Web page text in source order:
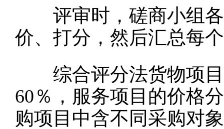
评审时，磋商小组各
价、打分，然后汇总每
综合评分法货物项目
60％，服务项目的价格
购项目中含不同采购对